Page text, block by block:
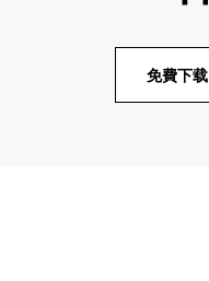
免費下载